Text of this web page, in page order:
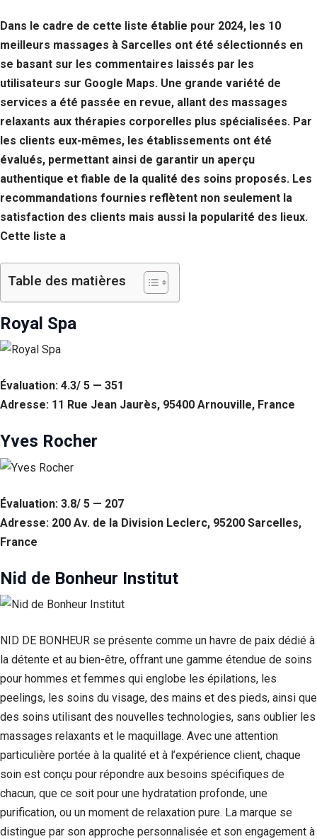
Dans le cadre de cette liste établie pour 2024, les 10
meilleurs massages à Sarcelles ont été sélectionnés en
se basant sur les commentaires laissés par les
utilisateurs sur Google Maps. Une grande variété de
services a été passée en revue, allant des massages
relaxants aux thérapies corporelles plus spécialisées. Par
les clients eux-mêmes, les établissements ont été
évalués, permettant ainsi de garantir un aperçu
authentique et fiable de la qualité des soins proposés. Les
recommandations fournies reflètent non seulement la
satisfaction des clients mais aussi la popularité des lieux.
Cette liste a
Table des matières
Royal Spa
Évaluation: 4.3/ 5 — 351
Adresse: 11 Rue Jean Jaurès, 95400 Arnouville, France
Yves Rocher
Évaluation: 3.8/ 5 — 207
Adresse: 200 Av. de la Division Leclerc, 95200 Sarcelles,
France
Nid de Bonheur Institut
NID DE BONHEUR se présente comme un havre de paix dédié à
la détente et au bien-être, offrant une gamme étendue de soins
pour hommes et femmes qui englobe les épilations, les
peelings, les soins du visage, des mains et des pieds, ainsi que
des soins utilisant des nouvelles technologies, sans oublier les
massages relaxants et le maquillage. Avec une attention
particulière portée à la qualité et à l’expérience client, chaque
soin est conçu pour répondre aux besoins spécifiques de
chacun, que ce soit pour une hydratation profonde, une
purification, ou un moment de relaxation pure. La marque se
distingue par son approche personnalisée et son engagement à